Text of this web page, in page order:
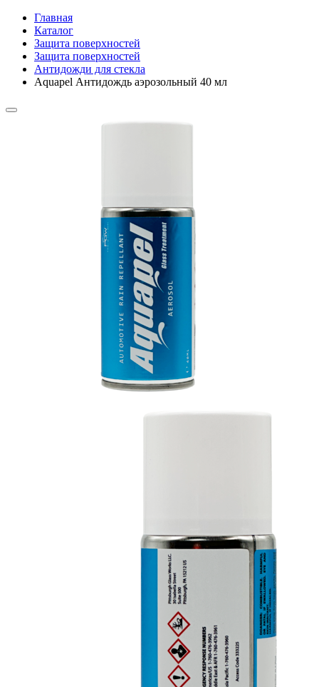
Главная
Каталог
Защита поверхностей
Защита поверхностей
Антидожди для стекла
Aquapel Антидождь аэрозольный 40 мл